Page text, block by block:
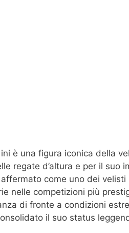
è una figura iconica della
regate d’altura e per il suo
come uno dei
nelle competizioni più
di fronte a condizioni
il suo status